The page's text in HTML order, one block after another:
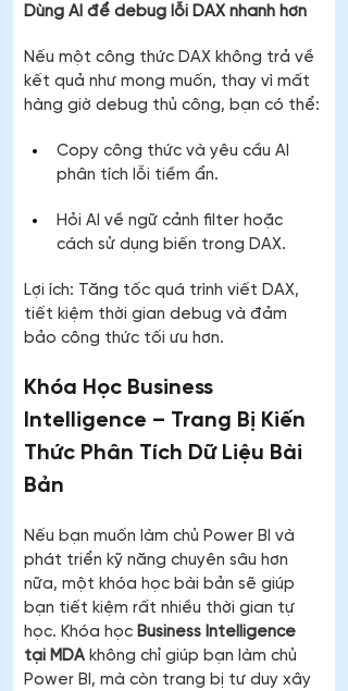
Dùng AI để debug lỗi DAX nhanh hơn
Nếu một công thức DAX không trả về
kết quả như mong muốn, thay vì mất
hàng giờ debug thủ công, bạn có thể:
Copy công thức và yêu cầu AI
phân tích lỗi tiềm ẩn.
Hỏi AI về ngữ cảnh filter hoặc
cách sử dụng biến trong DAX.
Lợi ích: Tăng tốc quá trình viết DAX,
tiết kiệm thời gian debug và đảm
bảo công thức tối ưu hơn.
Khóa Học Business
Intelligence – Trang Bị Kiến
Thức Phân Tích Dữ Liệu Bài
Bản
Nếu bạn muốn làm chủ Power BI và
phát triển kỹ năng chuyên sâu hơn
nữa, một khóa học bài bản sẽ giúp
bạn tiết kiệm rất nhiều thời gian tự
học. Khóa học Business Intelligence
tại MDA không chỉ giúp bạn làm chủ
Power BI, mà còn trang bị tư duy xây